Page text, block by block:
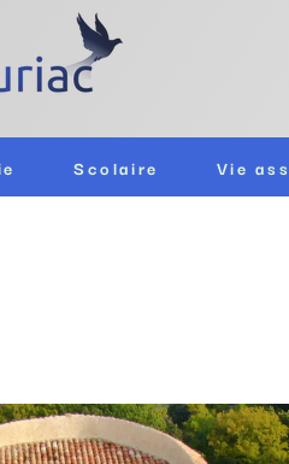
Scolaire Vie